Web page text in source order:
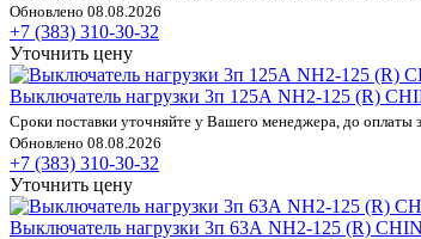
Обновлено 08.08.2026
+7 (383) 310-30-32
Уточнить цену
Выключатель нагрузки 3п 125А NH2-125 (R)
Сроки поставки уточняйте у Вашего менеджера, до оплаты
Обновлено 08.08.2026
+7 (383) 310-30-32
Уточнить цену
Выключатель нагрузки 3п 63А NH2-125 (R)